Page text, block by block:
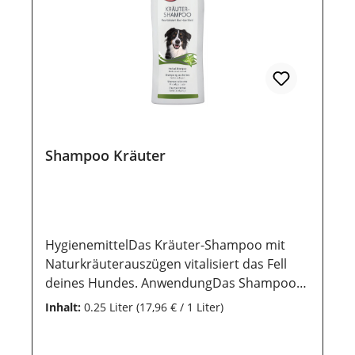
Inhaltsstoffe lange erhalten bleiben.
Shampoo Kräuter
HygienemittelDas Kräuter-Shampoo mit
Naturkräuterauszügen vitalisiert das Fell
deines Hundes. AnwendungDas Shampoo
solltest du sparsam und der größe des
Inhalt: 0.25 Liter (17,96 € / 1 Liter)